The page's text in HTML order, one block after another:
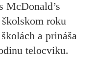
McDonald’s
roku
a prináša
telocviku.